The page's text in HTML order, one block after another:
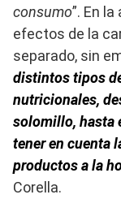
consumo”. En
efectos de la
separado, sin
distintos tipos
nutricionales,
solomillo, hasta
tener en cuenta
productos a la
Corella.